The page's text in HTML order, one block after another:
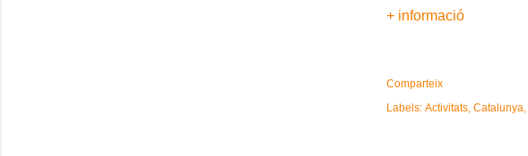
+ informació
Comparteix
Labels: Activitats Catalunya